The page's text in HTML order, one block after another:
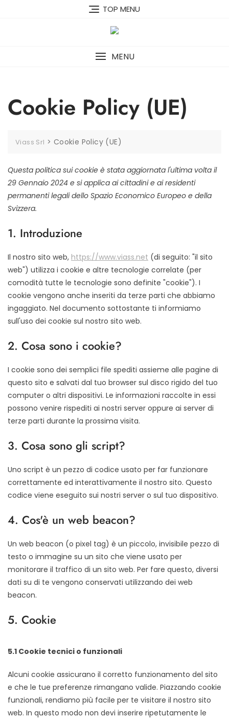
TOP MENU
MENU
Cookie Policy (UE)
Viass Srl > Cookie Policy (UE)
Questa politica sui cookie è stata aggiornata l'ultima volta il
29 Gennaio 2024 e si applica ai cittadini e ai residenti
permanenti legali dello Spazio Economico Europeo e della
Svizzera.
1. Introduzione
Il nostro sito web, https://www.viass.net (di seguito: "il sito
web") utilizza i cookie e altre tecnologie correlate (per
comodità tutte le tecnologie sono definite "cookie"). I
cookie vengono anche inseriti da terze parti che abbiamo
ingaggiato. Nel documento sottostante ti informiamo
sull'uso dei cookie sul nostro sito web.
2. Cosa sono i cookie?
I cookie sono dei semplici file spediti assieme alle pagine di
questo sito e salvati dal tuo browser sul disco rigido del tuo
computer o altri dispositivi. Le informazioni raccolte in essi
possono venire rispediti ai nostri server oppure ai server di
terze parti durante la prossima visita.
3. Cosa sono gli script?
Uno script è un pezzo di codice usato per far funzionare
correttamente ed interattivamente il nostro sito. Questo
codice viene eseguito sui nostri server o sul tuo dispositivo.
4. Cos'è un web beacon?
Un web beacon (o pixel tag) è un piccolo, invisibile pezzo di
testo o immagine su un sito che viene usato per
monitorare il traffico di un sito web. Per fare questo, diversi
dati su di te vengono conservati utilizzando dei web
beacon.
5. Cookie
5.1 Cookie tecnici o funzionali
Alcuni cookie assicurano il corretto funzionamento del sito
e che le tue preferenze rimangano valide. Piazzando cookie
funzionali, rendiamo più facile per te visitare il nostro sito
web. In questo modo non devi inserire ripetutamente le